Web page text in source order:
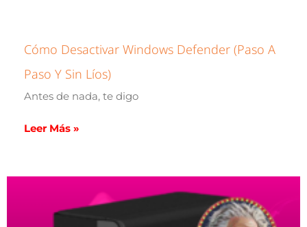
Cómo Desactivar Windows Defender (paso A
Paso Y Sin Líos)
Antes de nada, te digo
Leer Más »